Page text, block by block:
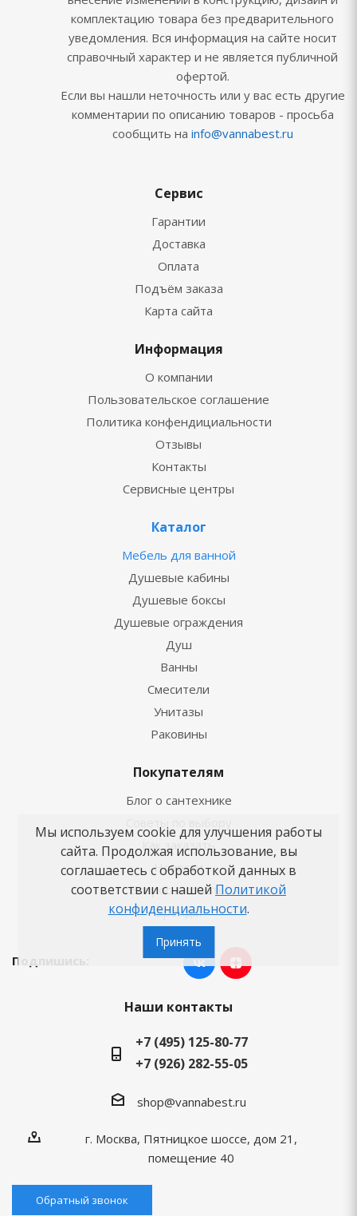
комплектацию товара без предварительного
уведомления. Вся информация на сайте носит
справочный характер и не является публичной
офертой.
Если вы нашли неточность или у вас есть другие
комментарии по описанию товаров - просьба
сообщить на info@vannabest.ru
Сервис
Гарантии
Доставка
Оплата
Подъём заказа
Карта сайта
Информация
О компании
Пользовательское соглашение
Политика конфендициальности
Отзывы
Контакты
Сервисные центры
Каталог
Мебель для ванной
Душевые кабины
Душевые боксы
Душевые ограждения
Душ
Ванны
Смесители
Унитазы
Раковины
Покупателям
Блог о сантехнике
Как заказать
Новости
Вопросы-ответы
Бренды
Подпишись:
Наши контакты
+7 (495) 125-80-77
+7 (926) 282-55-05
shop@vannabest.ru
г. Москва, Пятницкое шоссе, дом 21,
помещение 40
Обратный звонок
Мы используем cookie для улучшения работы
сайта. Продолжая использование, вы
соглашаетесь с обработкой данных в
соответствии с нашей Политикой
конфиденциальности.
Принять